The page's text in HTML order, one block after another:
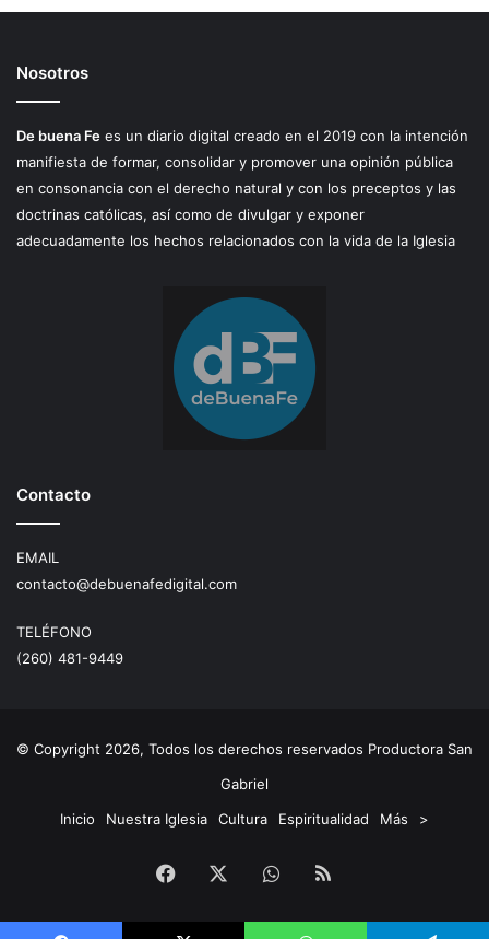
Nosotros
De buena Fe es un diario digital creado en el 2019 con la intención
manifiesta de formar, consolidar y promover una opinión pública
en consonancia con el derecho natural y con los preceptos y las
doctrinas católicas, así como de divulgar y exponer
adecuadamente los hechos relacionados con la vida de la Iglesia
Contacto
EMAIL
contacto@debuenafedigital.com
TELÉFONO
(260) 481-9449
© Copyright 2026, Todos los derechos reservados Productora San
Gabriel
Inicio
Nuestra Iglesia Cultura Espiritualidad Más >
Facebook WhatsApp